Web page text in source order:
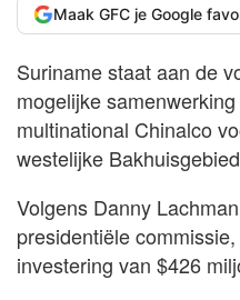
Maak GFC je Google
Suriname staat aan de
mogelijke
multinational Chinalco
westelijke
Volgens Danny
presidentiële
investering van $426